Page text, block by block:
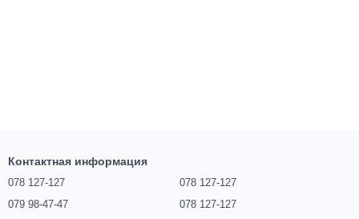
Контактная информация
078 127-127
079 98-47-47
078 127-127
078 127-127